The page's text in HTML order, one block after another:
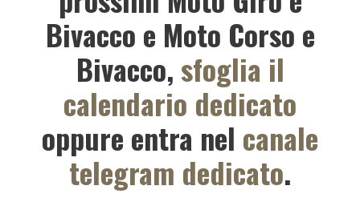
Bivacco e Moto Corso e
Bivacco,sfoglia il
calendario dedicato
oppure entra nel canale
telegram dedicato.